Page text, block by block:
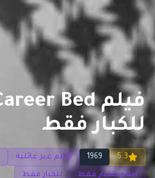
للكبار فقط
5.3
1969 أفلام غير عائلية
افلام للكبار فقط للكبار فقط